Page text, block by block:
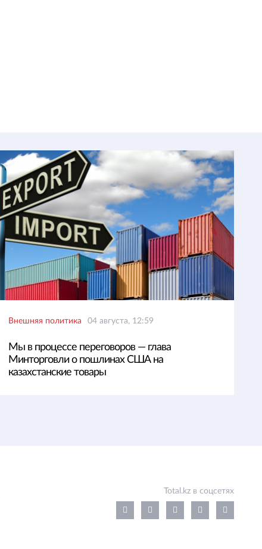
Внешняя политика 04 августа, 12:59
Мы в процессе переговоров — глава
Минторговли о пошлинах США на
казахстанские товары
Total.kz в соцсетях